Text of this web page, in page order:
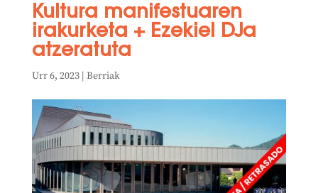
Kultura manifestuaren
irakurketa + Ezekiel DJa
atzeratuta
Urr 6, 2023| Berriak